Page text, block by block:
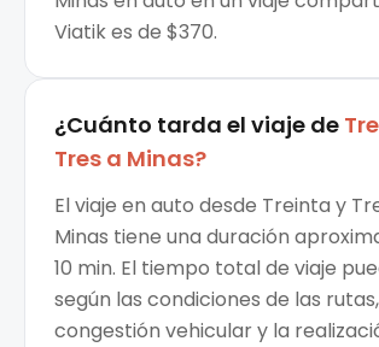
Viatik es de $370.
¿Cuánto tarda el viaje de
Tres a Minas?
El viaje en auto desde Treinta y
Minas tiene una duración
10 min. El tiempo total de viaje
según las condiciones de las
congestión vehicular y la